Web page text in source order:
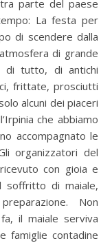
parte del paese
La festa per
di scendere dalla
di grande
di tutto, di antichi
frittate, prosciutti
alcuni dei piaceri
che abbiamo
accompagnato le
organizzatori del
con gioia e
soffritto di maiale,
Non
il maiale serviva
famiglie contadine